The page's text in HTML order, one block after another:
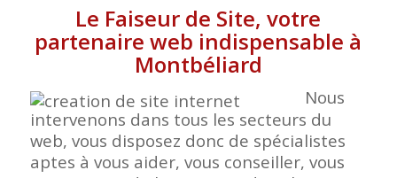
Le Faiseur de Site, votre
partenaire web indispensable à
Montbéliard
Nous
intervenons dans tous les secteurs du
web, vous disposez donc de spécialistes
aptes à vous aider, vous conseiller, vous